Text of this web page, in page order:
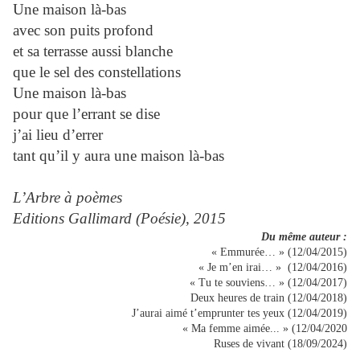
Une maison là-bas
avec son puits profond
et sa terrasse aussi blanche
que le sel des constellations
Une maison là-bas
pour que l’errant se dise
j’ai lieu d’errer
tant qu’il y aura une maison là-bas
L’Arbre à poèmes
Editions Gallimard (Poésie), 2015
Du même auteur :
« Emmurée… » (12/04/2015)
« Je m’en irai… » (12/04/2016)
« Tu te souviens… » (12/04/2017)
Deux heures de train (12/04/2018)
J’aurai aimé t’emprunter tes yeux (12/04/2019)
« Ma femme aimée... » (12/04/2020
Ruses de vivant (18/09/2024)